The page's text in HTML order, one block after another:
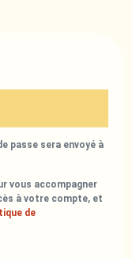
passe sera envoyé à
vous accompagner
à votre compte, et
de